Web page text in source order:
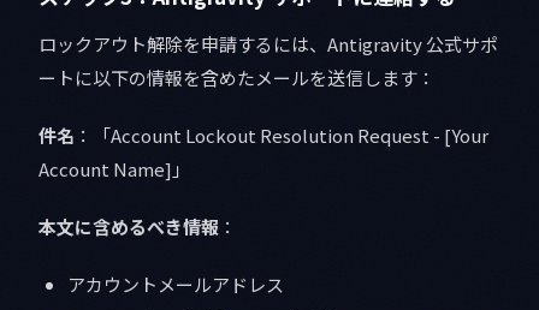
ロックアウト解除を申請するには、Antigravity 公式サポ
ートに以下の情報を含めたメールを送信します：
件名 ：「Account Lockout Resolution Request - [Your
Account Name]」
本文に含めるべき情報 ：
アカウントメールアドレス